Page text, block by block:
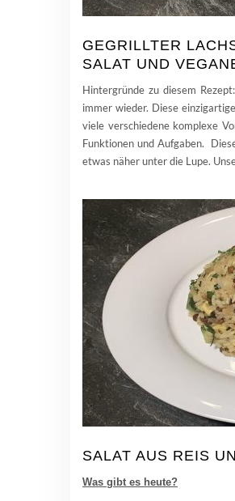
GEGRILLTER
SALAT UND
Hintergründe zu diesem
immer wieder. Diese
viele verschiedene komplexe
Funktionen und Aufgaben.
etwas näher unter die Lupe.
SALAT AUS REIS
Was gibt es heute?